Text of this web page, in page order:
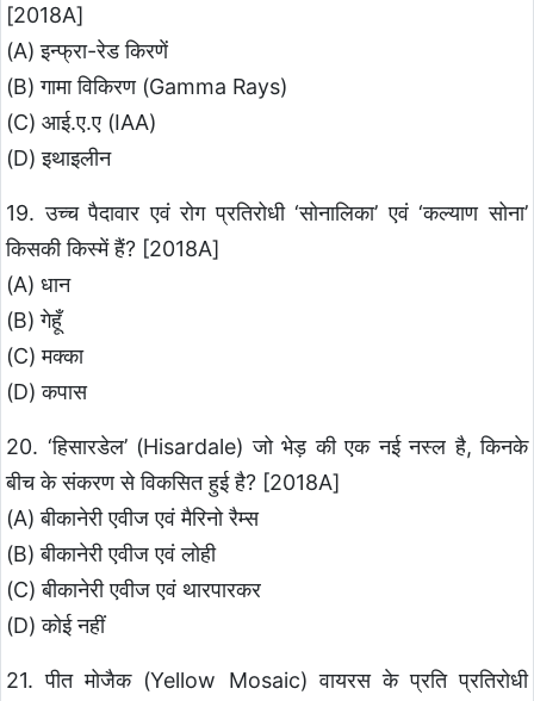
[2018A]
(A) इन्फ्रा-रेड किरणें
(B) गामा विकिरण (Gamma Rays)
(C) आई.ए.ए (IAA)
(D) इथाइलीन
19. उच्च पैदावार एवं रोग प्रतिरोधी ‘सोनालिका’ एवं ‘कल्याण सोना’
किसकी किस्में हैं? [2018A]
(A) धान
(B) गेहूँ
(C) मक्का
(D) कपास
20. ‘हिसारडेल’ (Hisardale) जो भेड़ की एक नई नस्ल है, किनके
बीच के संकरण से विकसित हुई है? [2018A]
(A) बीकानेरी एवीज एवं मैरिनो रैम्स
(B) बीकानेरी एवीज एवं लोही
(C) बीकानेरी एवीज एवं थारपारकर
(D) कोई नहीं
21. पीत मोजैक (Yellow Mosaic) वायरस के प्रति प्रतिरोधी